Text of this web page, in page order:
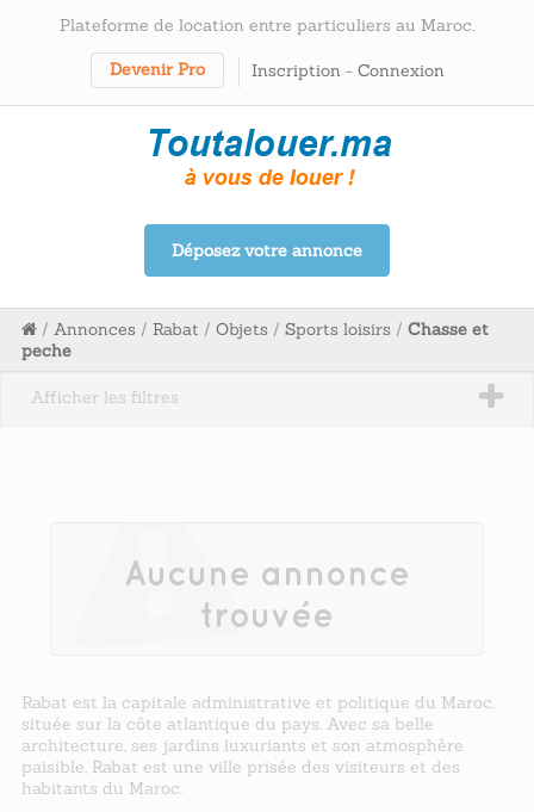
Plateforme de location entre particuliers au Maroc.
Devenir Pro Inscription - Connexion
Déposez votre annonce
/ Annonces / Rabat / Objets / Sports loisirs / Chasse et
peche
Afficher les filtres
Aucune annonce
trouvée
Rabat est la capitale administrative et politique du Maroc,
située sur la côte atlantique du pays. Avec sa belle
architecture, ses jardins luxuriants et son atmosphère
paisible, Rabat est une ville prisée des visiteurs et des
habitants du Maroc.